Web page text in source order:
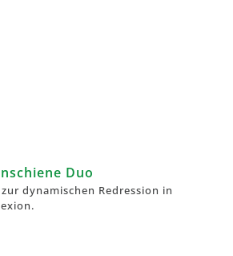
Duo
dynamischen Redression in